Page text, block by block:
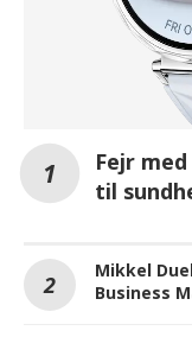
Fejr
til
Mikkel
Business